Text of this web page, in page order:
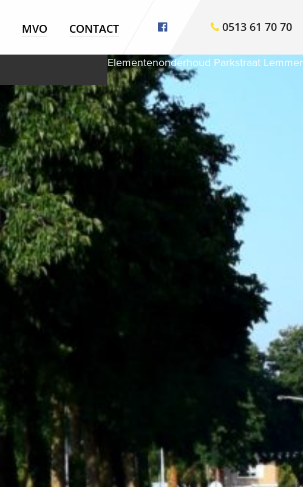
MVO CONTACT 0513 61 70 70
Elementenonderhoud Parkstraat Lemmer